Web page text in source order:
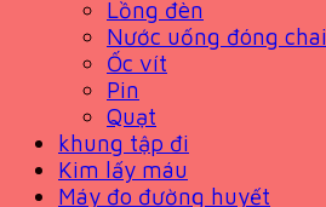
Lồng đèn
Nước uống đóng chai
Ốc vít
Pin
Quạt
khung tập đi
Kim lấy máu
Máy đo đường huyết